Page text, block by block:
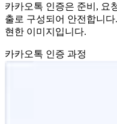
카카오톡 인증은 준비, 요
출로 구성되어 안전합니
현한 이미지입니다.
카카오톡 인증 과정